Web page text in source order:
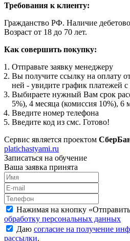
Требования к клиенту:
Гражданство РФ. Наличие
Возраст от 18 до 70 лет.
Как совершить покупку:
Отправьте заявку менеджеру
Вы получите ссылку на оплату
ней - увидите график платежей
Выбираете нужный Вам срок
5%), 4 месяца (комиссия 10%), 6
Введите номер телефона
Введите код из смс. Готово!
Сервис является проектом
platichastyami.ru
Записаться на обучение
Ваша заявка принята
Нажимая на кнопку «
обработку персональных данных
Даю согласие на получение
рассылки.